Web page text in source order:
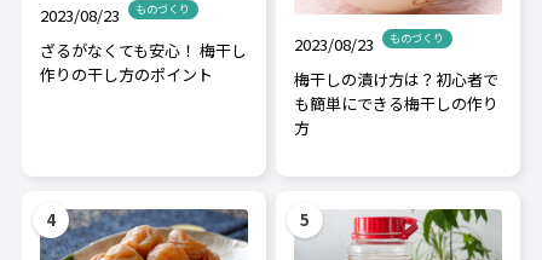
2023/08/23 ものづくり
ざるがなくても安心！ 梅干し
作りの干し方のポイント
2023/08/23 ものづくり
梅干しの漬け方は？初心者で
も簡単にできる梅干しの作り
方